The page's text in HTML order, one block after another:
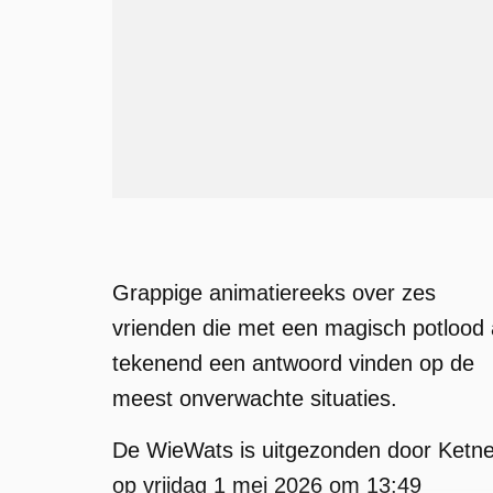
Grappige animatiereeks over zes
vrienden die met een magisch potlood
tekenend een antwoord vinden op de
meest onverwachte situaties.
De WieWats is uitgezonden door
op vrijdag 1 mei 2026 om 13:49